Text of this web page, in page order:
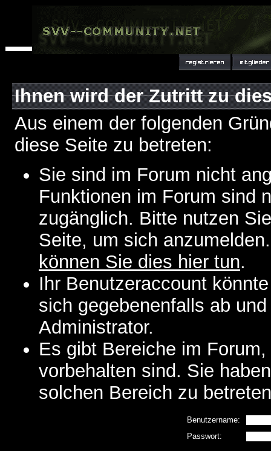
Ihnen wird der Zutritt zu
Aus einem der folgenden
diese Seite zu betreten:
Sie sind im Forum nicht
Funktionen im Forum sind
zugänglich. Bitte nutzen
Seite, um sich
können Sie dies hier tun.
Ihr Benutzeraccount
sich gegebenenfalls ab
Administrator.
Es gibt Bereiche im
vorbehalten sind. Sie
solchen Bereich zu
Benutzername:
Passwort: